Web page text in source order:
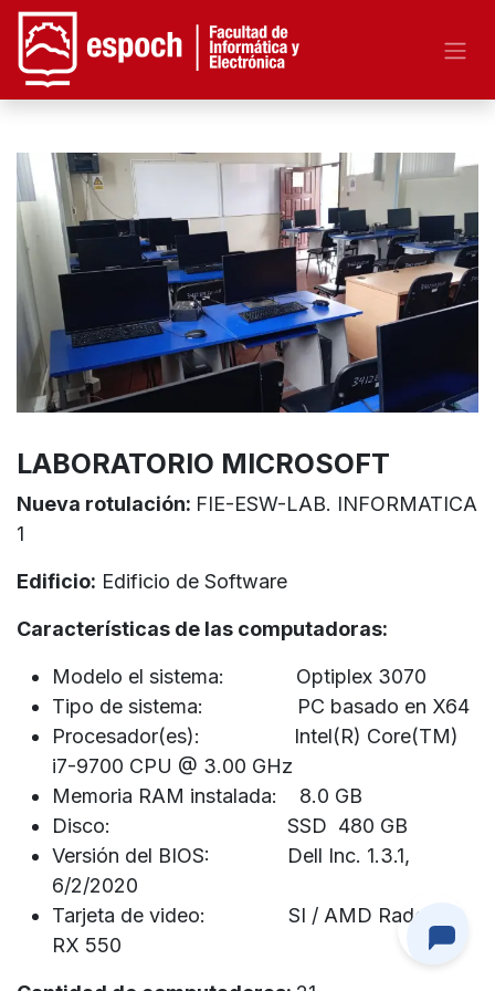
LABORATORIO MICROSOFT
Nueva rotulación: FIE-ESW-LAB. INFORMATICA
1
Edificio: Edificio de Software
Características de las computadoras:
Modelo el sistema: Optiplex 3070
Tipo de sistema: PC basado en X64
Procesador(es): Intel(R) Core(TM)
i7-9700 CPU @ 3.00 GHz
Memoria RAM instalada: 8.0 GB
Disco: SSD 480 GB
Versión del BIOS: Dell Inc. 1.3.1,
6/2/2020
Tarjeta de video: SI / AMD Radeon
RX 550